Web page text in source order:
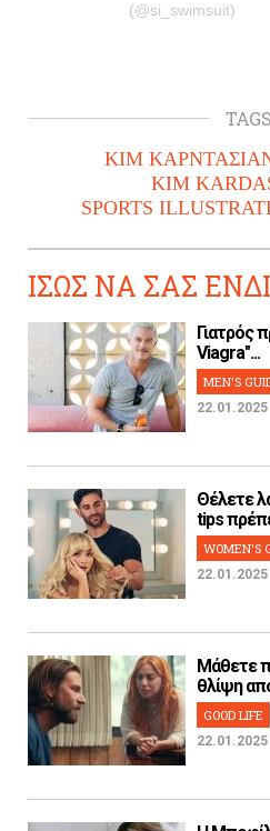
(@si_swimsuit)
TAGS
ΚΙΜ
KIM
SPORTS
ΙΣΩΣ ΝΑ ΣΑΣ
Γιατρός
Viagra"...
MEN'S
22.01.2025
Θέλετε
tips
WOMEN'S
22.01.2025
Μάθετε
θλίψη
GOOD LIFE
22.01.2025